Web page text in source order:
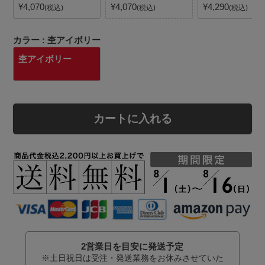
¥4,070 税込 ¥4,070 税込 ¥4,290 税込
カラー
杢アイボリー
杢アイボリー
カートに入れる
2営業日を目安に発送予定
※土日祝日は受注・発送業務をお休みさせていた